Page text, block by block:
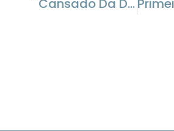
Cansado Da Dentadura Tradicional? Conheça Os Benefícios Dos Implantes Dentários